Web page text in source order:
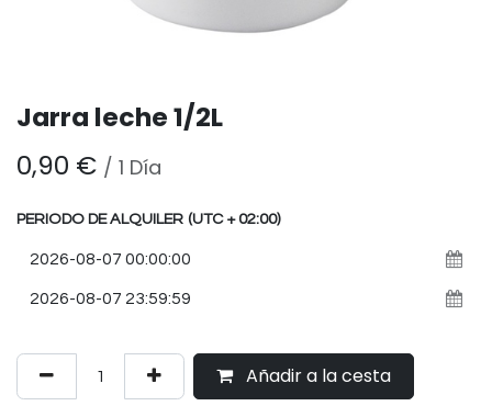
Jarra leche 1/2L
0,90 € / 1 Día
PERIODO DE ALQUILER (UTC + 02:00)
Añadir a la cesta